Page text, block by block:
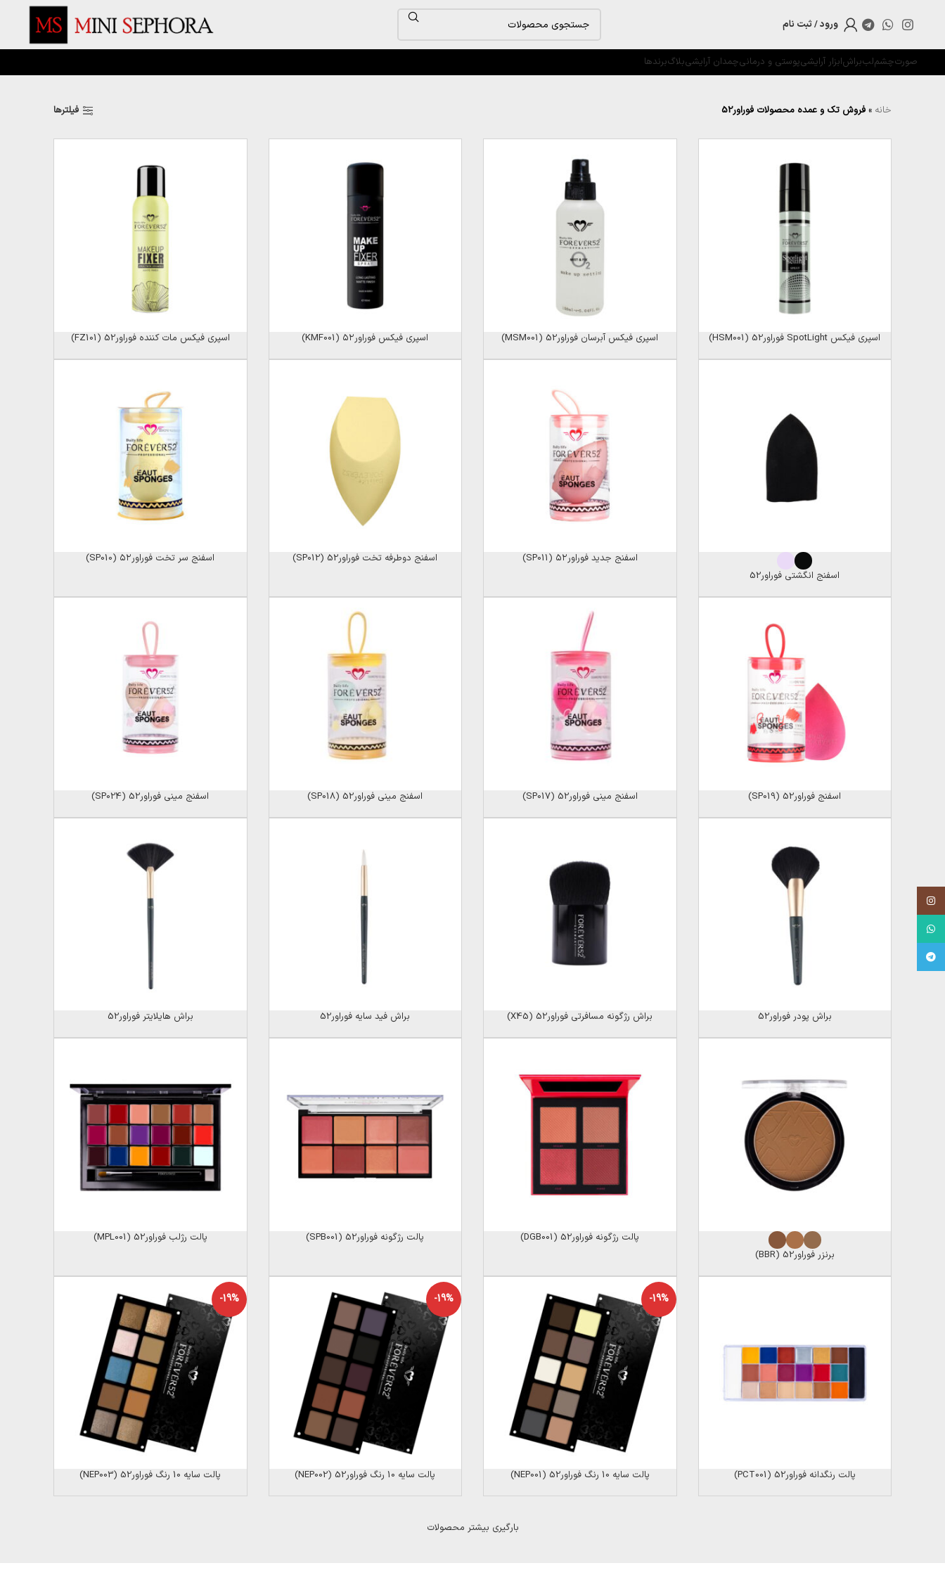
ورود / ثبت نام
صورتچشملببراشابزار آرایشیپوستی و درمانیچمدان آرایشیبلاگبرندها
خانه » فروش تک و عمده محصولات فوراور52 فیلترها
اسپری فیکس SpotLight فوراور52 (HSM001) اسپری فیکس آبرسان فوراور52 (MSM001) اسپری فیکس فوراور۵۲ (KMF001) اسپری فیکس مات کننده فوراور52 (FZ101)
اسفنج انگشتی فوراور52
اسفنج جدید فوراور۵۲ (SP011) اسفنج دوطرفه تخت فوراور52 (SP012) اسفنج سر تخت فوراور۵۲ (SP010)
اسفنج فوراور52 (SP019) اسفنج مینی فوراور52 (SP017) اسفنج مینی فوراور52 (SP018) اسفنج مینی فوراور52 (SP024)
براش پودر فوراور52 براش رژگونه مسافرتی فوراور52 (X45) براش فید سایه فوراور52 براش هایلایتر فوراور52
برنزر فوراور52 (BBR)
پالت رژگونه فوراور52 (DGB001) پالت رژگونه فوراور52 (SPB001) پالت رژلب فوراور52 (MPL001)
پالت رنگدانه فوراور52 (PCT001)
-19%
پالت سایه 10 رنگ فوراور52 (NEP001)
-19%
پالت سایه 10 رنگ فوراور52 (NEP002)
-19%
پالت سایه 10 رنگ فوراور52 (NEP003)
بارگیری بیشتر محصولات